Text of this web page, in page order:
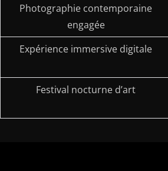
Photographie contemporaine
engagée
Expérience immersive digitale
Festival nocturne d’art